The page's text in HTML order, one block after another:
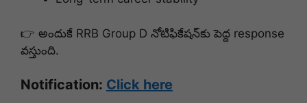
👉 అందుకే RRB Group D నోటిఫికేషన్‌కు పెద్ద response
వస్తుంది.
Notification: Click here